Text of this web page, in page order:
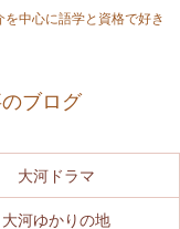
中心に語学と資格で好き
ブログ
大河ドラマ
大河ゆかりの地